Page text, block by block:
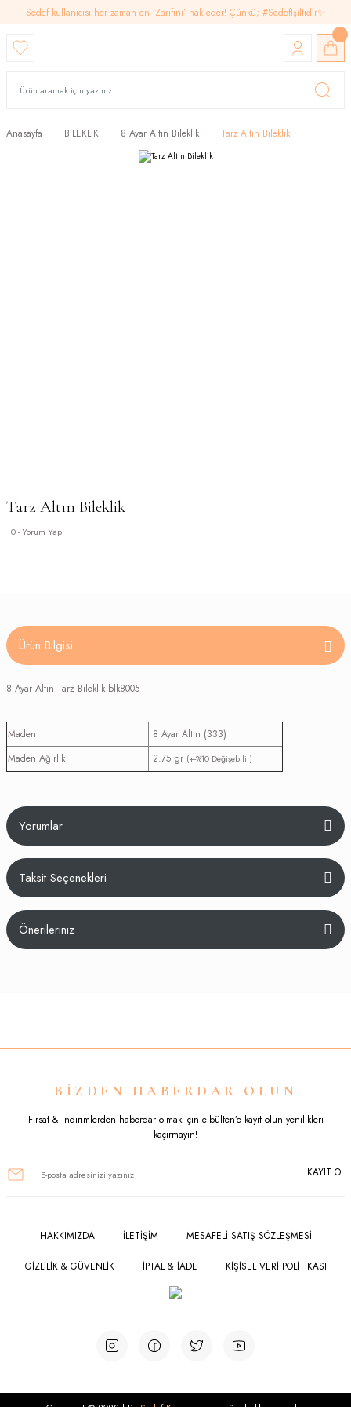
Sedef kullanıcısı her zaman en ‘Zarifini’ hak eder! Çünkü; #SedefIşıltıdır✨
Anasayfa BİLEKLİK 8 Ayar Altın Bileklik Tarz Altın Bileklik
Tarz Altın Bileklik
0 - Yorum Yap
Ürün Bilgisi
8 Ayar Altın Tarz Bileklik blk8005
Maden 8 Ayar Altın (333)
Maden Ağırlık 2.75 gr (+-%10 Değişebilir)
Yorumlar
Bu ürüne ilk yorumu siz yapın!
Taksit Seçenekleri
Önerileriniz
Ürün resmi kalitesiz, bozuk veya görüntülenemiyor.
Ürün açıklamasında eksik bilgiler bulunuyor.
Ürün fiyatı diğer sitelerden daha pahalı.
BİZDEN HABERDAR OLUN
Fırsat & indirimlerden haberdar olmak için e-bülten’e kayıt olun yenilikleri
kaçırmayın!
KAYIT OL
HAKKIMIZDA İLETİŞİM MESAFELİ SATIŞ SÖZLEŞMESİ
GİZLİLİK & GÜVENLİK İPTAL & İADE KİŞİSEL VERİ POLİTİKASI